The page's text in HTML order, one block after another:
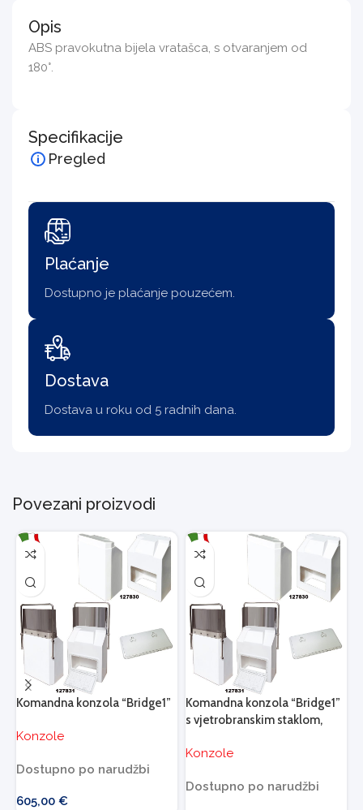
Opis
ABS pravokutna bijela vratašca, s otvaranjem od
180°.
Specifikacije
Pregled
Plaćanje
Dostupno je plaćanje pouzećem.
Dostava
Dostava u roku od 5 radnih dana.
Povezani proizvodi
Komandna konzola “Bridge1”
Konzole
Dostupno po narudžbi
605,00 €
Komandna konzola “Bridge1”
s vjetrobranskim staklom,
čelika i otvorom
Konzole
Dostupno po narudžbi